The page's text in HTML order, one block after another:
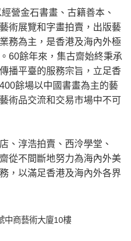
營金石書畫、古籍善本、
術展覽和字畫拍賣，出版藝
務為主，是香港及海內外極
60餘年來，集古齋始終秉承
播平臺的服務宗旨，立足香
餘場以中國書畫為主的藝
術品交流和交易市場中不可
、淳浩拍賣、西泠學堂、
從不間斷地努力為海內外美
，以滿足香港及海內外各界
中商藝術大廈10樓